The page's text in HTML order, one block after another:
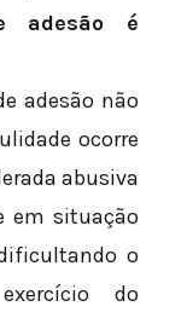
adesão é
adesão não
ocorre
abusiva
em situação
o
do